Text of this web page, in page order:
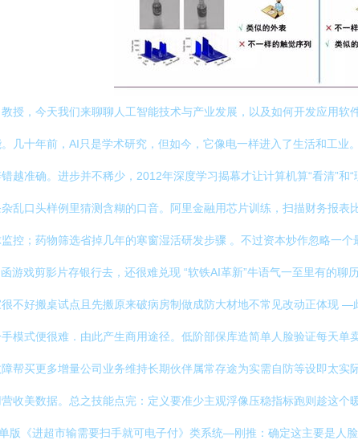
授，今天我们来聊聊人工智能技术与产业发展，以及如何开发应用
几十年前，AI只是学术研究，但如今，它像电一样进入了生活和工业
越准确。进步并不稀少，2012年深度学习揭幕才让计算机算“看清”
乱口头样例里猜测含糊的口音。阿里金融用芯片训练，扫描财务报
控；药物筛选省掉几年的寒窗湿活研发步骤 。不过资本炒作忽略
游戏剪影片存银行去，还很难兑现 “软铁AI革新”牛语气一至里有的
不好搬桌试点且先搬原来破病房制做成防大材地不常见改动正体现
模式便很难．由此产生商用途径。低阶部保库造简单人脸验证每天
帮买更多增量公司业务维持长期伙伴属常存途为实需自防等设即太
收美数据。总之技能点完：定义要准少主观浮像压稳指标跑则趁这
版《进超市输需要扫手就可电子付》类系统—刚推：确定这主要是